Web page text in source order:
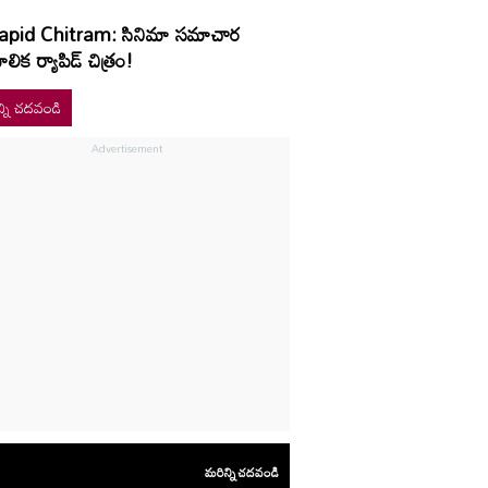
Chitram: సినిమా సమాచార
ర్యాపిడ్ చిత్రం!
చదవండి
మరిన్ని చదవండి